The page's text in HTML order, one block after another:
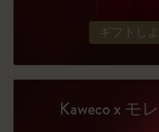
ギフトし
Kaweco x モ